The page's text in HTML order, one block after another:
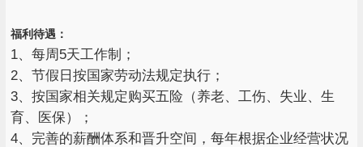
福利待遇：
1、每周5天工作制；
2、节假日按国家劳动法规定执行；
3、按国家相关规定购买五险（养老、工伤、失业、生
育、医保）；
4、完善的薪酬体系和晋升空间，每年根据企业经营状况